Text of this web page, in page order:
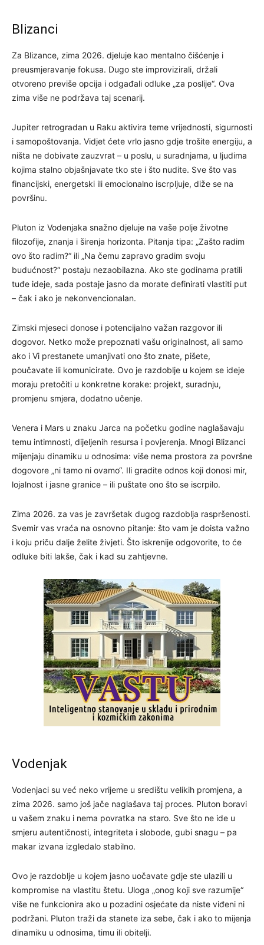
Blizanci
Za Blizance, zima 2026. djeluje kao mentalno čišćenje i
preusmjeravanje fokusa. Dugo ste improvizirali, držali
otvoreno previše opcija i odgađali odluke „za poslije“. Ova
zima više ne podržava taj scenarij.
Jupiter retrogradan u Raku aktivira teme vrijednosti, sigurnosti
i samopoštovanja. Vidjet ćete vrlo jasno gdje trošite energiju, a
ništa ne dobivate zauzvrat – u poslu, u suradnjama, u ljudima
kojima stalno objašnjavate tko ste i što nudite. Sve što vas
financijski, energetski ili emocionalno iscrpljuje, diže se na
površinu.
Pluton iz Vodenjaka snažno djeluje na vaše polje životne
filozofije, znanja i širenja horizonta. Pitanja tipa: „Zašto radim
ovo što radim?“ ili „Na čemu zapravo gradim svoju
budućnost?“ postaju nezaobilazna. Ako ste godinama pratili
tuđe ideje, sada postaje jasno da morate definirati vlastiti put
– čak i ako je nekonvencionalan.
Zimski mjeseci donose i potencijalno važan razgovor ili
dogovor. Netko može prepoznati vašu originalnost, ali samo
ako i Vi prestanete umanjivati ono što znate, pišete,
poučavate ili komunicirate. Ovo je razdoblje u kojem se ideje
moraju pretočiti u konkretne korake: projekt, suradnju,
promjenu smjera, dodatno učenje.
Venera i Mars u znaku Jarca na početku godine naglašavaju
temu intimnosti, dijeljenih resursa i povjerenja. Mnogi Blizanci
mijenjaju dinamiku u odnosima: više nema prostora za površne
dogovore „ni tamo ni ovamo“. Ili gradite odnos koji donosi mir,
lojalnost i jasne granice – ili puštate ono što se iscrpilo.
Zima 2026. za vas je završetak dugog razdoblja raspršenosti.
Svemir vas vraća na osnovno pitanje: što vam je doista važno
i koju priču dalje želite živjeti. Što iskrenije odgovorite, to će
odluke biti lakše, čak i kad su zahtjevne.
Vodenjak
Vodenjaci su već neko vrijeme u središtu velikih promjena, a
zima 2026. samo još jače naglašava taj proces. Pluton boravi
u vašem znaku i nema povratka na staro. Sve što ne ide u
smjeru autentičnosti, integriteta i slobode, gubi snagu – pa
makar izvana izgledalo stabilno.
Ovo je razdoblje u kojem jasno uočavate gdje ste ulazili u
kompromise na vlastitu štetu. Uloga „onog koji sve razumije“
više ne funkcionira ako u pozadini osjećate da niste viđeni ni
podržani. Pluton traži da stanete iza sebe, čak i ako to mijenja
dinamiku u odnosima, timu ili obitelji.